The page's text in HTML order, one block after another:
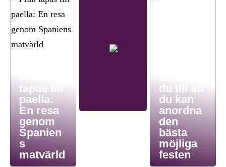
tapas till
paella:
En resa
genom
Spanien
s
matvärld
du till att
du kan
anordna
den
bästa
möjliga
festen